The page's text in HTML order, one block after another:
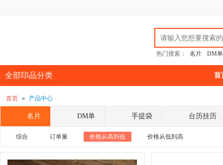
热门搜索： 名片 DM单
全部印品分类 首
首页 » 产品中心
名片 DM单 手提袋 台历挂历
综合 订单量 价格从高到低 价格从低到高